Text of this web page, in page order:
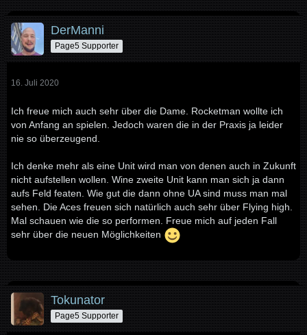
DerManni
Page5 Supporter
16. Juli 2020
Ich freue mich auch sehr über die Dame. Rocketman wollte ich
von Anfang an spielen. Jedoch waren die in der Praxis ja leider
nie so überzeugend.
Ich denke mehr als eine Unit wird man von denen auch in Zukunft
nicht aufstellen wollen. Wine zweite Unit kann man sich ja dann
aufs Feld featen. Wie gut die dann ohne UA sind muss man mal
sehen. Die Aces freuen sich natürlich auch sehr über Flying high.
Mal schauen wie die so performen. Freue mich auf jeden Fall
sehr über die neuen Möglichkeiten
Tokunator
Page5 Supporter